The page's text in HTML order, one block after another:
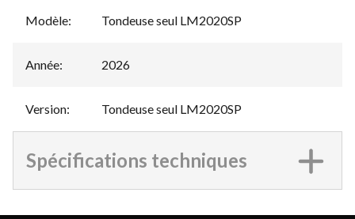
Modèle: Tondeuse seul LM2020SP
Année: 2026
Version: Tondeuse seul LM2020SP
Spécifications techniques